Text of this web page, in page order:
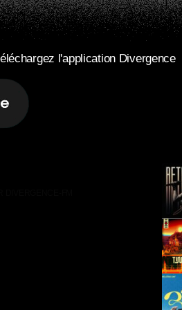
l'application Divergence